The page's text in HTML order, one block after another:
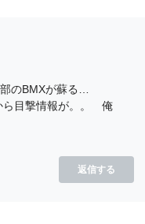
のBMXが蘇る…
ら目撃情報が。。 俺
返信する